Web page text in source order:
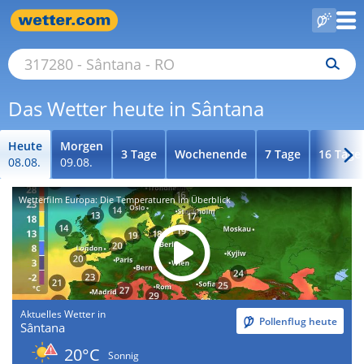
Das Wetter heute in Sântana
Heute
08.08.
Morgen
09.08.
3 Tage Wochenende 7 Tage 16 Tage
Wetterfilm Europa: Die Temperaturen im Überblick
Aktuelles Wetter in
Sântana Pollenflug heute
20°C
Sonnig